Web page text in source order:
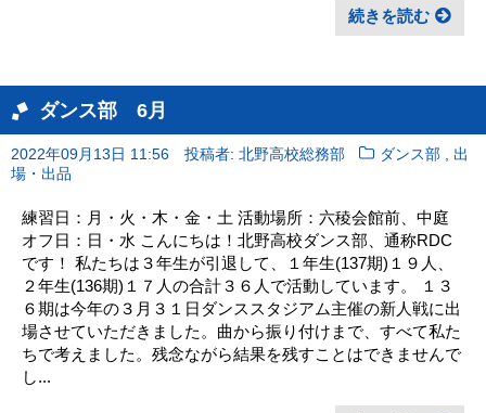
続きを読む
ダンス部 6月
2022年09月13日 11:56 投稿者: 北野高校総務部 ダンス部 ,出
場・出品
練習日：月・火・木・金・土 活動場所：六稜会館前、中庭
オフ日：日・水 こんにちは！北野高校ダンス部、通称RDC
です！ 私たちは３年生が引退して、１年生(137期)１９人、
２年生(136期)１７人の合計３６人で活動しています。 １３
６期は今年の３月３１日ダンススタジアム主催の新人戦に出
場させていただきました。曲から振り付けまで、すべて私た
ちで考えました。残念ながら結果を残すことはできませんで
し...